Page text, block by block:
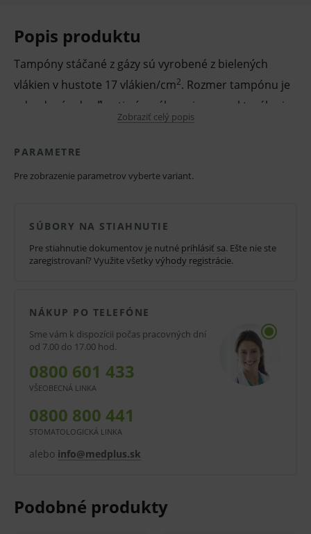
Popis produktu
Tampóny stáčané z gázy sú vyrobené z bielených
vlákien v hustote 17 vlákien/cm2. Rozmer tampónu je
odvodený od veľkosti gázového prierezu, z ktorého je
tampón stáčaný. Po sterilizácii sú určené na
jednorazové použitie. Nesterilné prevedenie.
odboroch. Sú určené na vysúšanie krvi a sekrétov,
čistenie a ošetrovanie rán. Je možné ich využiť na
100 % bavlna.
Pevné, spoľahlivé.
Na jednorazové použitie.
Nesterilné.
Na vysúšanie krvi a sekrétov, čistenie a
ošetrovanie rán, na nanášanie dezinfekcie.
Zobraziť celý popis
PARAMETRE
Pre zobrazenie parametrov vyberte variant.
SÚBORY NA STIAHNUTIE
Pre stiahnutie dokumentov je nutné prihlásiť sa. Ešte nie ste
zaregistrovaní? Využite všetky výhody registrácie.
NÁKUP PO TELEFÓNE
Sme vám k dispozícii počas pracovných dní
od 7.00 do 17.00 hod.
0800 601 433
VŠEOBECNÁ LINKA
0800 800 441
STOMATOLOGICKÁ LINKA
alebo info@medplus.sk